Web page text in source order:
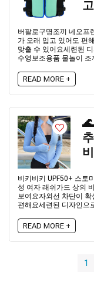
버팔로구명조끼 네오프
가 오래 입고 있어도 편
맞출 수 있어요세련된
수영보조용품 물놀이 조
READ MORE +
비키비키 UPF50+ 스토
성 여자 래쉬가드 상의
보여요자외선 차단이 확
편해요세련된 디자인으
READ MORE +
1